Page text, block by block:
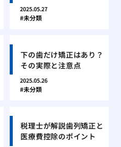
2025.05.27
未分類
下の歯だけ矯正はあり？
その実際と注意点
2025.05.26
未分類
税理士が解説歯列矯正と
医療費控除のポイント